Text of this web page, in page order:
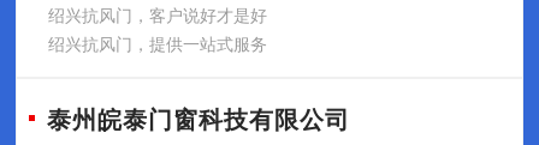
绍兴抗风门，客户说好才是好
绍兴抗风门，提供一站式服务
泰州皖泰门窗科技有限公司